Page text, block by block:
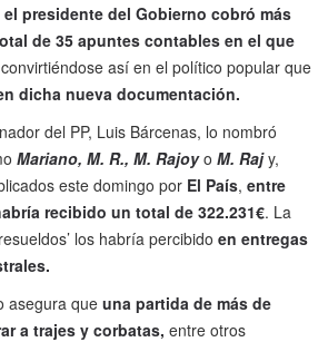
el presidente del Gobierno cobró más
de 35 apuntes contables en el que
convirtiéndose así en el político popular que
dicha nueva documentación.
del PP, Luis Bárcenas, lo nombró
Mariano, M. R., M. Rajoyo M. Rajy,
este domingo por El País, entre
recibido un total de 322.231€. La
los habría percibido en entregas
asegura que una partida de más de
a trajes y corbatas, entre otros